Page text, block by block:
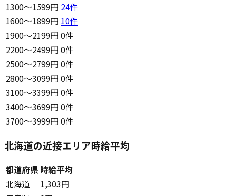
1300〜1599円 24件
1600〜1899円 10件
1900〜2199円 0件
2200〜2499円 0件
2500〜2799円 0件
2800〜3099円 0件
3100〜3399円 0件
3400〜3699円 0件
3700〜3999円 0件
北海道の近接エリア時給平均
都道府県 時給平均
北海道
1,303円